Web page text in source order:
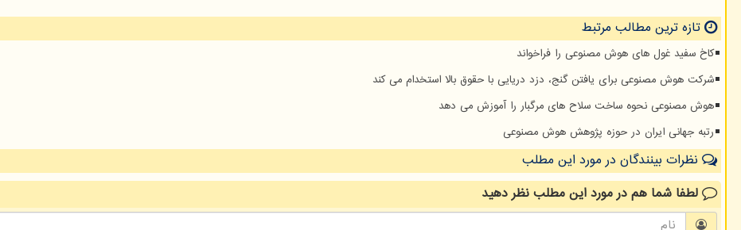
تازه ترین مطالب مرتبط
کاخ سفید غول های هوش مصنوعی را فراخواند
شرکت هوش مصنوعی برای یافتن گنج، دزد دریایی با حقوق بالا استخدام می کند
هوش مصنوعی نحوه ساخت سلاح های مرگبار را آموزش می دهد
رتبه جهانی ایران در حوزه پژوهش هوش مصنوعی
نظرات بینندگان در مورد این مطلب
لطفا شما همدر مورد این مطلبنظر دهید